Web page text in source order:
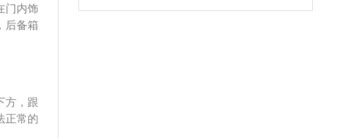
门内饰
后备箱
讲，
盘的
见后
箱最常
的车型
方，跟
正常的
熄火
响；<&list>3.稳定器的转向胶套和球头